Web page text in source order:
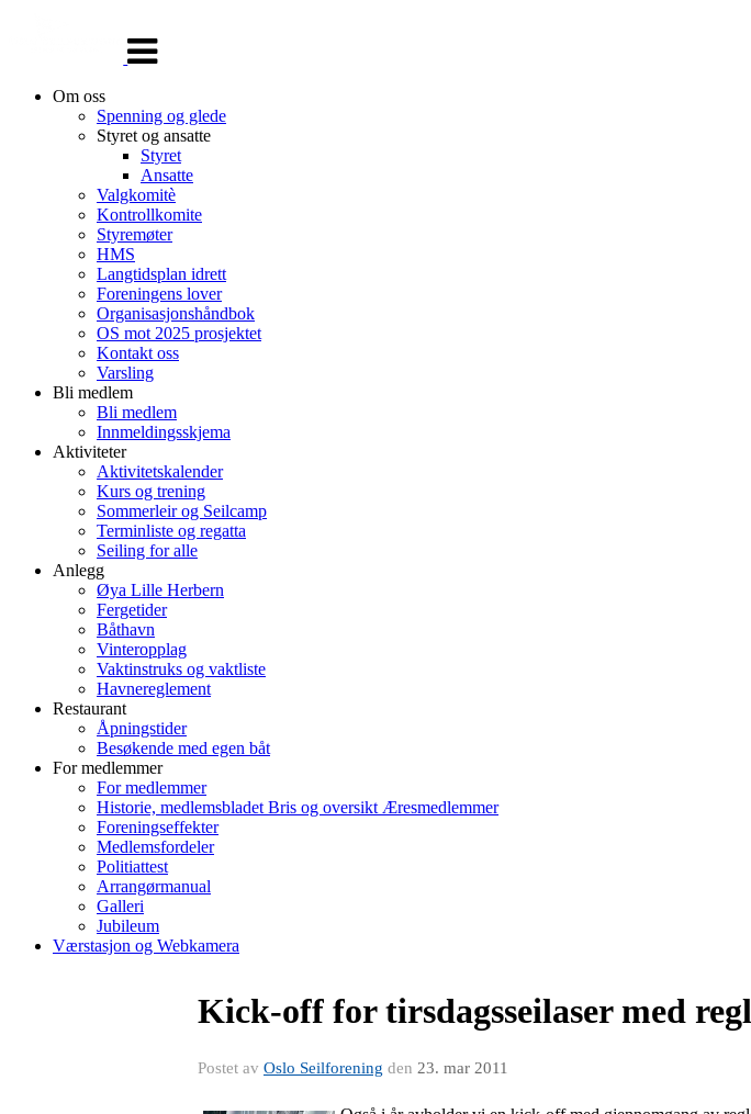
navigasjon
Om oss
Spenning og glede
Styret og ansatte
Styret
Ansatte
Valgkomitè
Kontrollkomite
Styremøter
HMS
Langtidsplan idrett
Foreningens lover
Organisasjonshåndbok
OS mot 2025 prosjektet
Kontakt oss
Varsling
Bli medlem
Bli medlem
Innmeldingsskjema
Aktiviteter
Aktivitetskalender
Kurs og trening
Sommerleir og Seilcamp
Terminliste og regatta
Seiling for alle
Anlegg
Øya Lille Herbern
Fergetider
Båthavn
Vinteropplag
Vaktinstruks og vaktliste
Havnereglement
Restaurant
Åpningstider
Besøkende med egen båt
For medlemmer
For medlemmer
Historie, medlemsbladet Bris og oversikt Æresmedlemmer
Foreningseffekter
Medlemsfordeler
Politiattest
Arrangørmanual
Galleri
Jubileum
Værstasjon og Webkamera
Kick-off for tirsdagsseilaser med
Postet av Oslo Seilforening den 23. mar 2011